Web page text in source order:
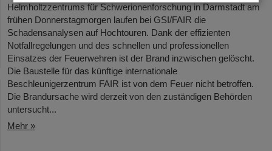
Helmholtzzentrums für Schwerionenforschung in Darmstadt am
frühen Donnerstagmorgen laufen bei GSI/FAIR die
Schadensanalysen auf Hochtouren. Dank der effizienten
Notfallregelungen und des schnellen und professionellen
Einsatzes der Feuerwehren ist der Brand inzwischen gelöscht.
Die Baustelle für das künftige internationale
Beschleunigerzentrum FAIR ist von dem Feuer nicht betroffen.
Die Brandursache wird derzeit von den zuständigen Behörden
untersucht...
Mehr »